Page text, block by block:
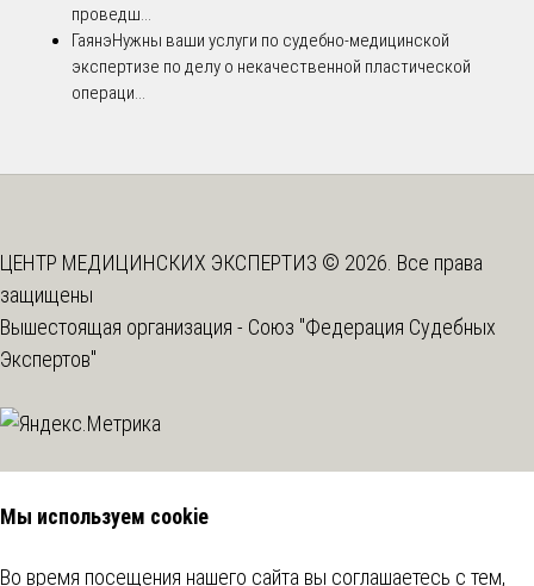
проведш...
ГаянэНужны ваши услуги по судебно-медицинской
экспертизе по делу о некачественной пластической
операци...
ЦЕНТР МЕДИЦИНСКИХ ЭКСПЕРТИЗ © 2026. Все права
защищены
Вышестоящая организация - Союз "Федерация Судебных
Экспертов"
Мы используем cookie
Во время посещения нашего сайта вы соглашаетесь с тем,